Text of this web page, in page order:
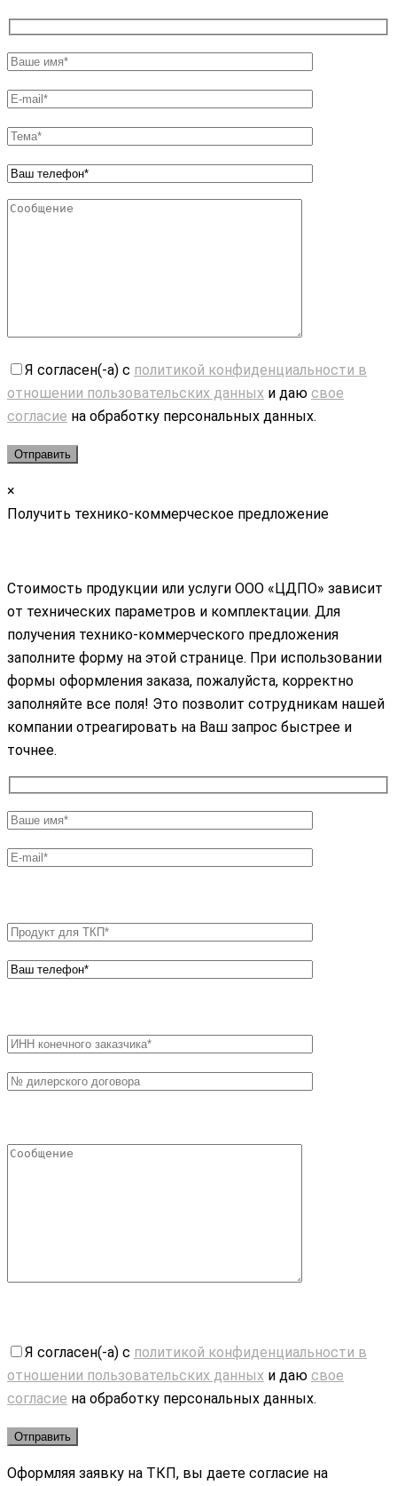
Я согласен(-а) с политикой конфиденциальности в
отношении пользовательских данных и даю свое
согласие на обработку персональных данных.
×
Получить технико-коммерческое предложение
Стоимость продукции или услуги ООО «ЦДПО» зависит
от технических параметров и комплектации. Для
получения технико-коммерческого предложения
заполните форму на этой странице. При использовании
формы оформления заказа, пожалуйста, корректно
заполняйте все поля! Это позволит сотрудникам нашей
компании отреагировать на Ваш запрос быстрее и
точнее.
Я согласен(-а) с политикой конфиденциальности в
отношении пользовательских данных и даю свое
согласие на обработку персональных данных.
Оформляя заявку на ТКП, вы даете согласие на